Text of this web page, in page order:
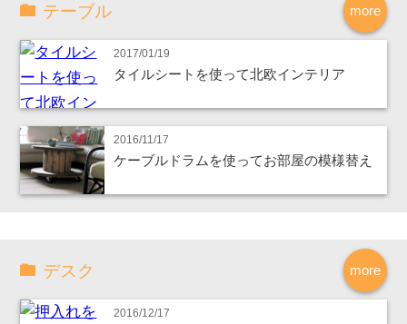
more
テーブル
2017/01/19
タイルシートを使って北欧インテリア
2016/11/17
ケーブルドラムを使ってお部屋の模様替え
more
デスク
2016/12/17